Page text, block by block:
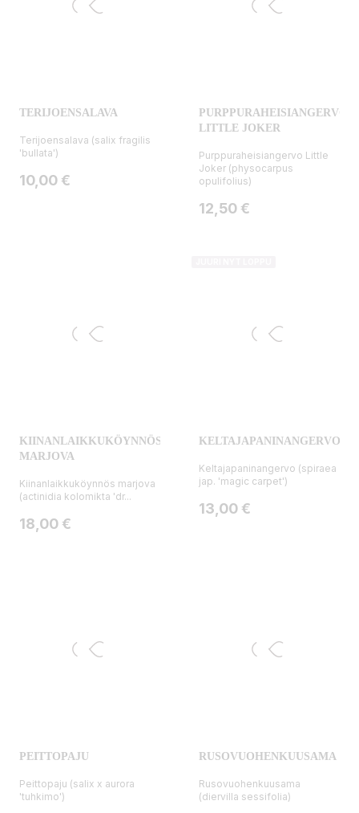
TERIJOENSALAVA
Terijoensalava (salix fragilis
'bullata')
Hinta
10,00 €
PURPPURAHEISIANGERVO
LITTLE JOKER
Purppuraheisiangervo Little
Joker (physocarpus
opulifolius)
Hinta
12,50 €
KIINANLAIKKUKÖYNNÖS
MARJOVA
Kiinanlaikkuköynnös marjova
(actinidia kolomikta 'dr...
Hinta
18,00 €
KELTAJAPANINANGERVO
Keltajapaninangervo (spiraea
jap. 'magic carpet')
Hinta
13,00 €
PEITTOPAJU
Peittopaju (salix x aurora
'tuhkimo')
RUSOVUOHENKUUSAMA
Rusovuohenkuusama
(diervilla sessifolia)